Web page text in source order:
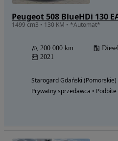
1499 cm3 • 130 KM • *Automat*
200 000 km Diesel
2021
Starogard Gdański (Pomorskie)
Prywatny sprzedawca • Podbite